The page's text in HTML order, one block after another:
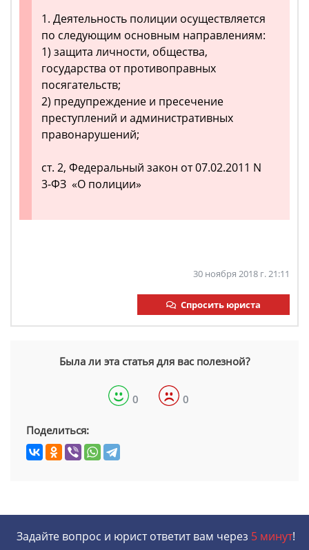
1. Деятельность полиции осуществляется
по следующим основным направлениям:
1) защита личности, общества,
государства от противоправных
посягательств;
2) предупреждение и пресечение
преступлений и административных
правонарушений;
ст. 2, Федеральный закон от 07.02.2011 N
3-ФЗ «О полиции»
30 ноября 2018 г. 21:11
Спросить юриста
Была ли эта статья для вас полезной?
0 0
Поделиться:
Задайте вопрос и юрист ответит вам через 5 минут!